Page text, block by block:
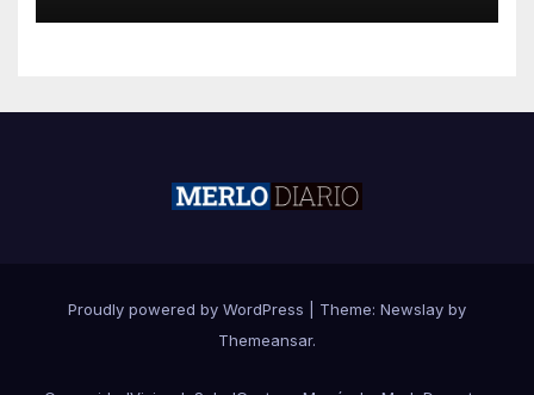
Proudly powered by WordPress Theme: Newslay by
Themeansar.